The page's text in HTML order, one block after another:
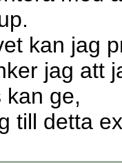
kan jag
jag att
kan ge,
till detta